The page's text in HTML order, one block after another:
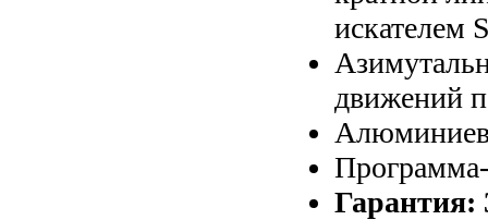
искателем
движений
Гарантия: